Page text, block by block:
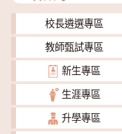
校長遴選專區
教師甄試專區
新生專區
生涯專區
升學專區